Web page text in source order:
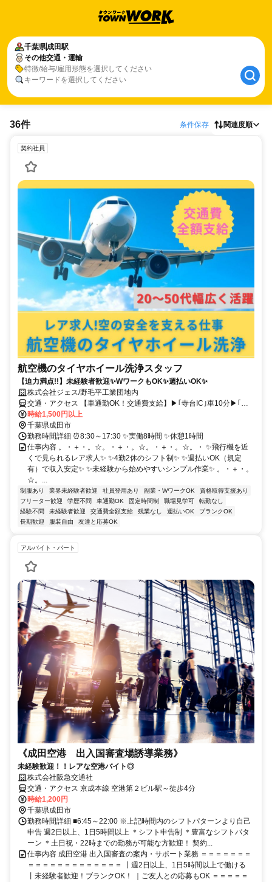
千葉県成田駅
その他交通・運輸
特徴/給与/雇用形態を選択してください
キーワードを選択してください
36件 条件保存 関連度順
契約社員
航空機のタイヤホイール洗浄スタッフ
【迫力満点!!】未経験者歓迎✨WワークもOK✨週払いOK✨
株式会社ジェス/野毛平工業団地内
交通・アクセス 【車通勤OK！交通費支給】▶｢寺台IC｣車10分▶｢京
成成田駅｣からバス有
時給1,500円以上
千葉県成田市
勤務時間詳細 ⏰8:30～17:30 ✨実働8時間 ✨休憩1時間
仕事内容 。・＋・。☆。・＋・。☆。・＋・。☆。・ ✨飛行機を近
くで見られるレア求人✨ ✨4勤2休のシフト制✨ ✨週払いOK（規定
有）で収入安定✨ ✨未経験から始めやすいシンプル作業✨ 。・＋・。
☆。...
制服あり 業界未経験者歓迎 社員登用あり 副業・WワークOK
資格取得支援あり
フリーター歓迎
学歴不問 車通勤OK 固定時間制 職場見学可
転勤なし
経験不問
未経験者歓迎 交通費全額支給 残業なし 週払いOK
ブランクOK
長期歓迎
服装自由 友達と応募OK
アルバイト・パート
《成田空港 出入国審査場誘導業務》
未経験歓迎！！レアな空港バイト◎
株式会社阪急交通社
交通・アクセス 京成本線 空港第２ビル駅～徒歩4分
時給1,200円
千葉県成田市
勤務時間詳細 ■6:45～22:00 ※上記時間内のシフトパターンより自己
申告 週2日以上、1日5時間以上 ＊シフト申告制 ＊豊富なシフトパタ
ーン ＊土日祝・22時までの勤務が可能な方歓迎！ 契約...
仕事内容 成田空港 出入国審査の案内・サポート業務 ＝＝＝＝＝＝＝
＝＝＝＝＝＝＝＝＝＝＝＝＝ 丨週2日以上、1日5時間以上で働ける
丨未経験者歓迎！ブランクOK！ ｜ご友人との応募もOK ＝＝＝＝＝